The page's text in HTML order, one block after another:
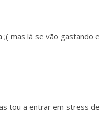
;( mas lá se vão gastando e
tou a entrar em stress de